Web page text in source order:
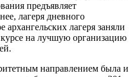
предъявляет
лагеря дневного
лагеря заняли
на лучшую организацию
направлением была и